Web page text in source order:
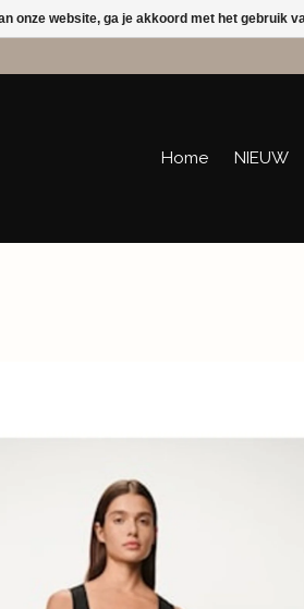
Home NIEUW
onze website, ga je akkoord met het gebruik